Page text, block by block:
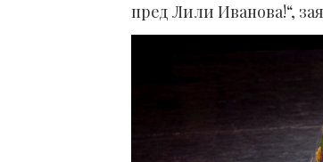
пред Лили Иванова!“,